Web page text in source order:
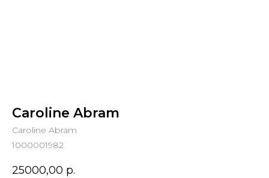
Caroline Abram
Caroline Abram
1000001982
25000,00 р.